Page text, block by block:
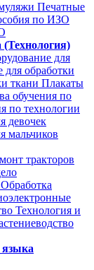
Печатные
по ИЗО
(Технология)
для
для обработки
ткани Плакаты
обучения по
по технологии
девочек
мальчиков
тракторов
Обработка
Технология и
языка